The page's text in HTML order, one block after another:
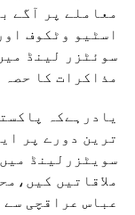
معاملے پر آگے
اسٹیو وٹکوف
سوئٹزر لینڈ
مذاکرات کا حصہ
یادرہےکہ
ترین دورے پر
سویٹزرلینڈ
ملاقاتیں
عباس عراقچی سے